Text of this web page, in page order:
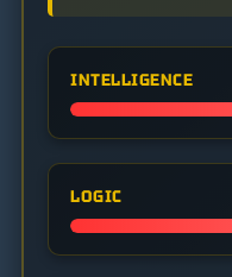
INTELLIGENCE
LOGIC